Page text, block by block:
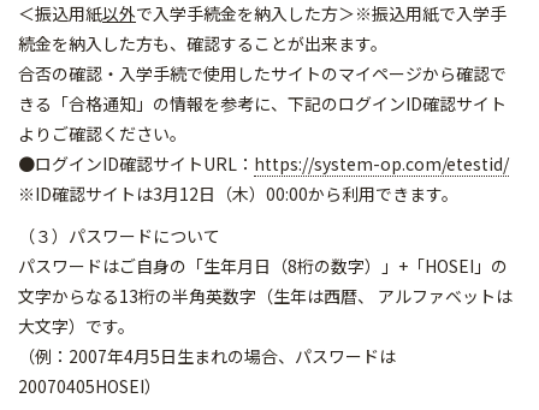
＜振込用紙以外で入学手続金を納入した方＞※振込用紙で入学手
続金を納入した方も、確認することが出来ます。
合否の確認・入学手続で使用したサイトのマイページから確認で
きる「合格通知」の情報を参考に、下記のログインID確認サイト
よりご確認ください。
●ログインID確認サイトURL： https://system-op.com/etestid/
※ID確認サイトは3月12日（木）00:00から利用できます。
（３）パスワードについて
パスワードはご自身の「生年月日（8桁の数字）」+「HOSEI」の
文字からなる13桁の半角英数字（生年は西暦、 アルファベットは
大文字）です。
（例：2007年4月5日生まれの場合、パスワードは
20070405HOSEI）